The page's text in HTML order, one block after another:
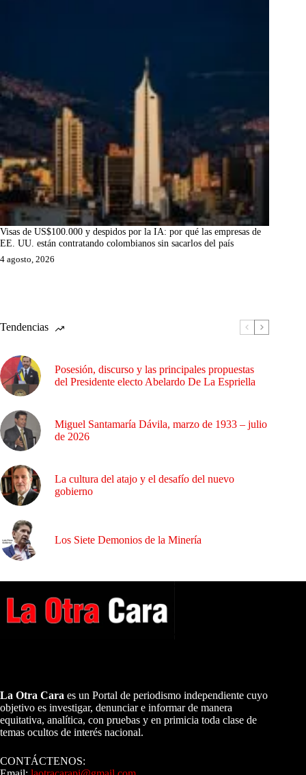
Visas de US$100.000 y despidos por la IA: por qué las empresas de
EE. UU. están contratando colombianos sin sacarlos del país
4 agosto, 2026
Tendencias
Posesión, discurso y las principales propuestas
del Presidente electo Abelardo De La Espriella
Miguel Santamaría Dávila, marzo de 1933 – julio
de 2026
La cultura del atajo y el desafío del nuevo
gobierno
Los Siete Demonios de la Minería
La Otra Cara es un Portal de periodismo independiente cuyo
objetivo es investigar, denunciar e informar de manera
equitativa, analítica, con pruebas y en primicia toda clase de
temas ocultos de interés nacional.
CONTÁCTENOS: